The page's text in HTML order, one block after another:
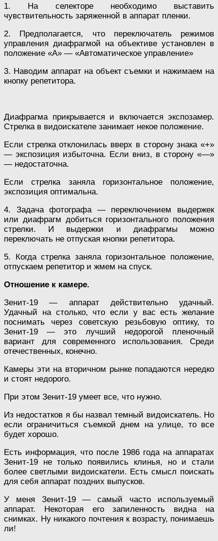
1. На селекторе необходимо выставить
чувствительность заряженной в аппарат пленки.
2. Предполагается, что переключатель режимов
управления диафрагмой на объективе установлен в
положение «А» — «Автоматическое управление»
3. Наводим аппарат на объект съемки и нажимаем на
кнопку репетитора.
Диафрагма прикрывается и включается экспозамер.
Стрелка в видоискателе занимает некое положение.
Если стрелка отклонилась вверх в сторону знака «+»
— экспозиция избыточна. Если вниз, в сторону «—»
— недостаточна.
Если стрелка заняла горизонтальное положение,
экспозиция оптимальна.
4. Задача фотографа — переключением выдержек
или диафрагм добиться горизонтального положения
стрелки. И выдержки и диафрагмы можно
переключать не отпуская кнопки репетитора.
5. Когда стрелка заняла горизонтальное положение,
отпускаем репетитор и жмем на спуск.
Отношение к камере.
Зенит-19 — аппарат действительно удачный.
Удачный на столько, что если у вас есть желание
поснимать через советскую резьбовую оптику, то
Зенит-19 — это лучший недорогой пленочный
вариант для современного использования. Среди
отечественных, конечно.
Камеры эти на вторичном рынке попадаются нередко
и стоят недорого.
При этом Зенит-19 умеет все, что нужно.
Из недостатков я бы назвал темный видоискатель. Но
если ограничиться съемкой днем на улице, то все
будет хорошо.
Есть информация, что после 1986 года на аппаратах
Зенит-19 не только появились клинья, но и стали
более светлыми видоискатели. Есть смысл поискать
для себя аппарат поздних выпусков.
У меня Зенит-19 — самый часто используемый
аппарат. Некоторая его запиленность видна на
снимках. Ну никакого почтения к возрасту, понимаешь
ли!